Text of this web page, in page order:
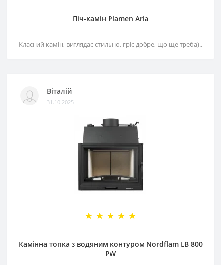
Піч-камін Plamen Aria
Класний камін, виглядає стильно, гріє добре, що ще треба)..
Віталій
31.10.2025
Камінна топка з водяним контуром Nordflam LB 800
PW